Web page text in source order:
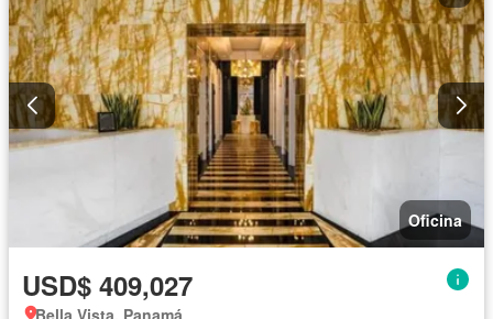
Oficina
USD$ 409,027
Bella Vista, Panamá